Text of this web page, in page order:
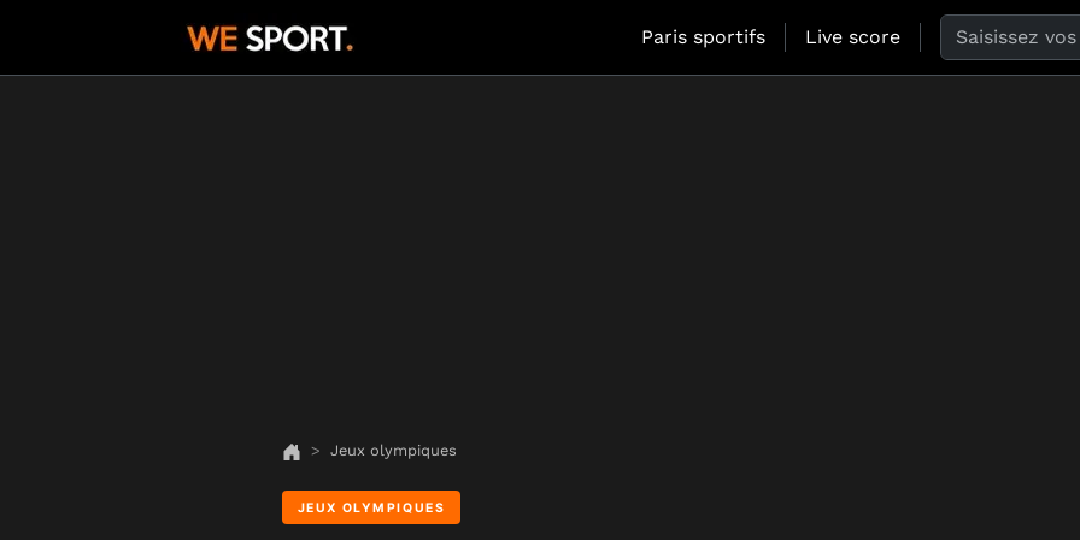
Paris sportifs Live score Search the
Jeux olympiques
JEUX OLYMPIQUES